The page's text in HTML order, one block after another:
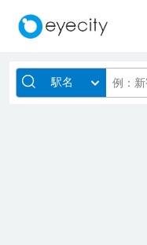
駅名